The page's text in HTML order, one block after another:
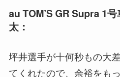
au TOM’S GR Supra 1
太：
坪井選手が十何秒もの大
てくれたので、余裕をも